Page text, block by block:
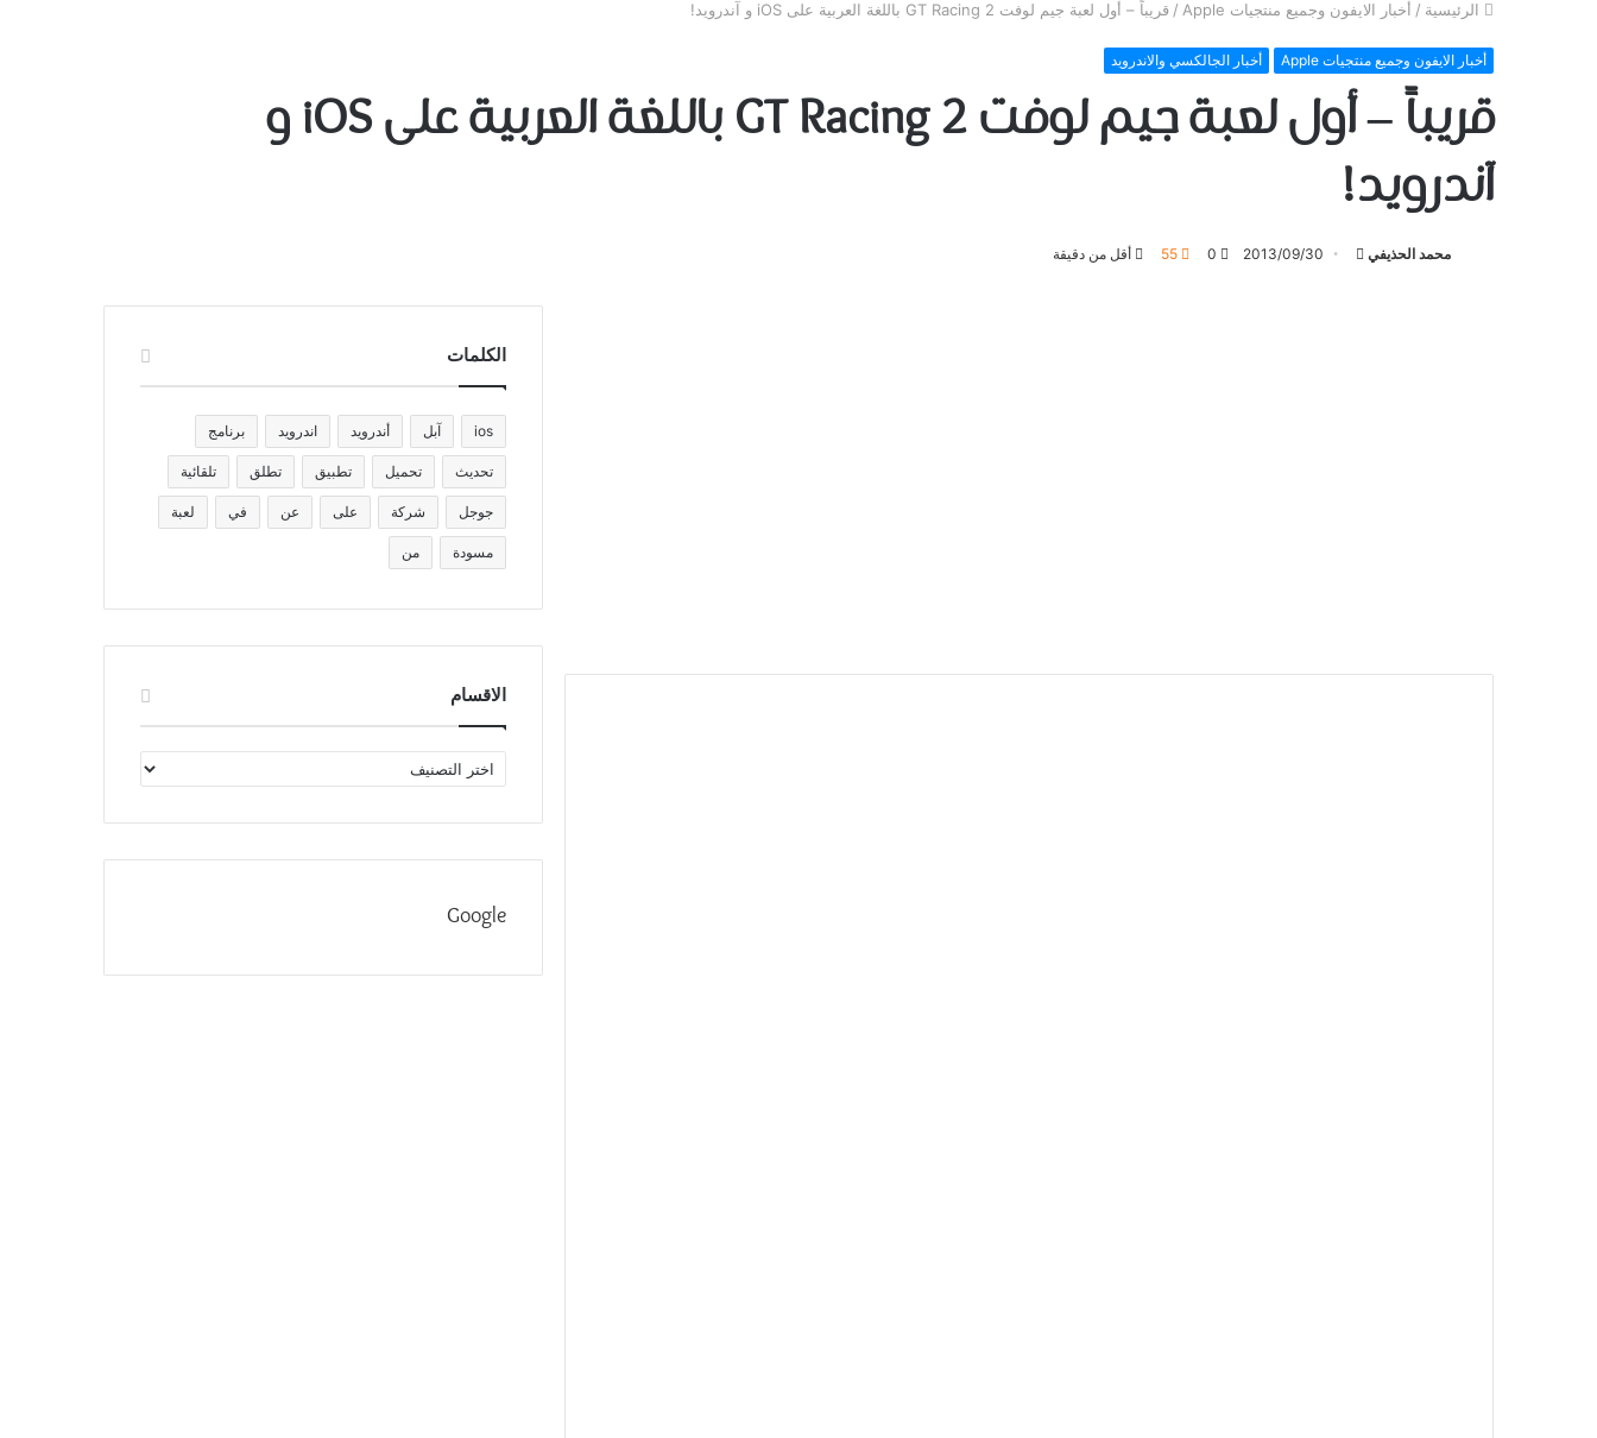
الرئيسية / أخبار الايفون وجميع منتجيات Apple / قريباً – أول لعبة جيم لوفت GT Racing 2 باللغة العربية على iOS و آندرويد!
أخبار الايفون وجميع منتجيات Apple أخبار الجالكسي والاندرويد
قريباً – أول لعبة جيم لوفت GT Racing 2 باللغة العربية على iOS و
آندرويد!
محمد الحذيفي 2013/09/30
0
55 أقل من دقيقة
الكلمات
ios آبل أندرويد اندرويد برنامج
تحديث تحميل تطبيق تطلق تلقائية
جوجل شركة على عن في لعبة
مسودة من
الاقسام
الاقسام
Google